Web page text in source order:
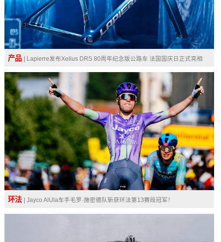
产品 | Lapierre发布Xelius DRS 80周年纪念版公路车 法国国庆日正式亮相
环法 | Jayco AlUla车手毛罗·施密德队斩获环法第13赛段冠军！